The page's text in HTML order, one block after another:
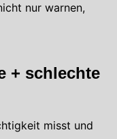
nur warnen,
+ schlechte
misst und